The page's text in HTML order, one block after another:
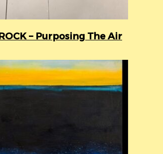
– Purposing The Air